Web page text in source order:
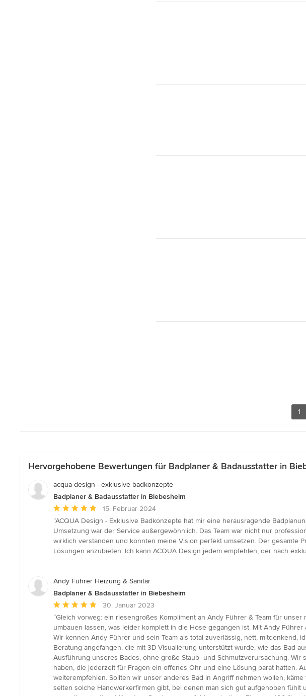
1
Hervorgehobene Bewertungen für Badplaner & Badausstatter in
acqua design - exklusive badkonzepte
Badplaner & Badausstatter in Biebesheim
Durchschnittliche
Bewertung:
5
von
5
15. Februar 2024
“ACQUA Design - Exklusive Badkonzepte hat mir eine herausragende
Umsetzung war der Service außergewöhnlich. Das Team war nicht nur
wirklich verstanden und konnten meine Vision perfekt umsetzen. Der gesamte
Lösungen anzubieten. Ich kann ACQUA Design jedem empfehlen, der nach
Andy Führer Heizung & Sanitär
Badplaner & Badausstatter in Biebesheim
Durchschnittliche
Bewertung:
5
von
5
Sternen
30. Januar 2023
“Gleich vorweg: ein riesengroßes Kompliment an Andy Führer & Team für
umbauen lassen, was leider komplett in die Hose gegangen ist. Mit Andy
Wir kennen Andy Führer und sein Team als total zuverlässig, nett,
Beratung angefangen, die mit 3D-Visualierung unterstützt wurde, wie das Bad
Ausführung unseres Bades, ohne große Staub- und Schmutzverursachung.
haben, die jederzeit für Fragen ein offenes Ohr und eine Lösung parat hatten.
weiterempfehlen. Sollten wir unser anderes Bad in Angriff nehmen wollen,
selten solche Handwerkerfirmen gibt, bei denen man sich gut aufgehoben